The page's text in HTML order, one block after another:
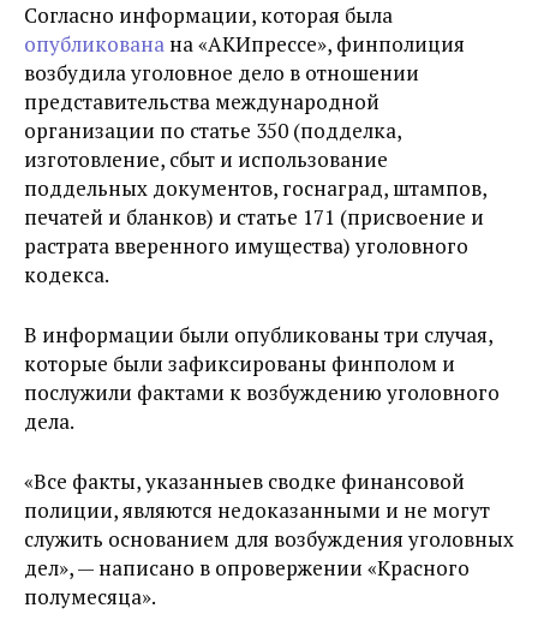
Согласно информации, которая была
опубликована на «АКИпрессе», финполиция
возбудила уголовное дело в отношении
представительства международной
организации по статье 350 (подделка,
изготовление, сбыт и использование
поддельных документов, госнаград, штампов,
печатей и бланков) и статье 171 (присвоение и
растрата вверенного имущества) уголовного
кодекса.
В информации были опубликованы три случая,
которые были зафиксированы финполом и
послужили фактами к возбуждению уголовного
дела.
«Все факты, указанныев сводке финансовой
полиции, являются недоказанными и не могут
служить основанием для возбуждения уголовных
дел», — написано в опровержении «Красного
полумесяца».